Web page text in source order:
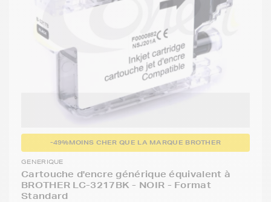
-49%MOINS CHER QUE LA MARQUE BROTHER
GENERIQUE
Cartouche d'encre générique équivalent à
BROTHER LC-3217BK - NOIR - Format
Standard